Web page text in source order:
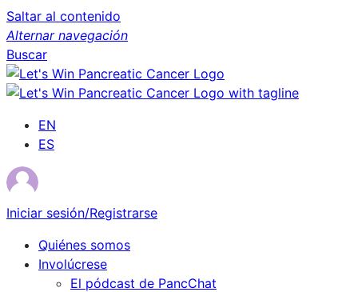
Saltar al contenido
Alternar navegación
Buscar
EN
ES
Iniciar sesión/Registrarse
Quiénes somos
Involúcrese
El pódcast de PancChat